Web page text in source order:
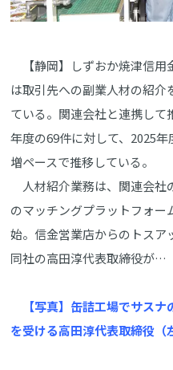
【静岡】しずおか焼津信用
は取引先への副業人材の紹
ている。関連会社と連携し
年度の69件に対して、2025
増ペースで推移している。
人材紹介業務は、関連会社
のマッチングプラットフォー
始。信金営業店からのトスア
同社の高田淳代表取締役が…
【写真】缶詰工場でサス
を受ける高田淳代表取締役（